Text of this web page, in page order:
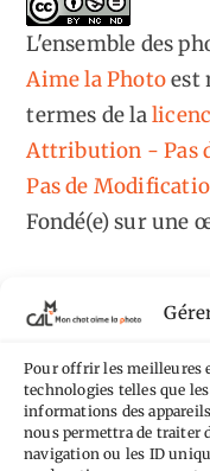
Pour offrir les meilleures
technologies telles que
informations des
nous permettra de traiter
navigation ou les ID
L'ensemble des
Aime la Photoest
termes de la
Attribution - Pas
Pas de
Fondé(e) sur une
Tags
AilleursAimez-